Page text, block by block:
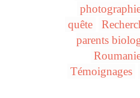
quête
parents
Témoignages